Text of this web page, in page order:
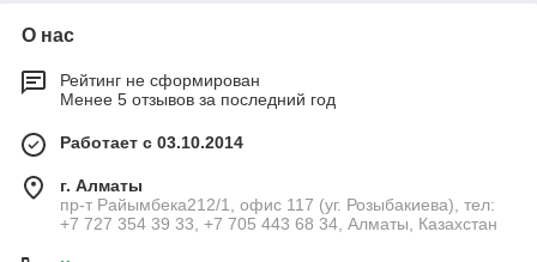
О нас
Рейтинг не сформирован
Менее 5 отзывов за последний год
Работает с 03.10.2014
г. Алматы
пр-т Райымбека212/1, офис 117 (уг. Розыбакиева), тел:
+7 727 354 39 33, +7 705 443 68 34, Алматы, Казахстан